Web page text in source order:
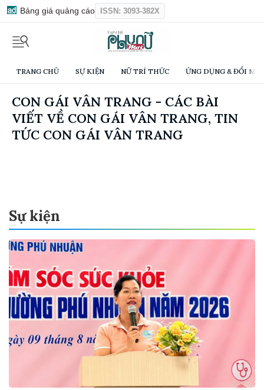
Bảng giá quảng cáo ISSN: 3093-382X
TRANG CHỦ SỰ KIỆN NỮ TRÍ THỨC ỨNG DỤNG & ĐỔI
CON GÁI VÂN TRANG - CÁC BÀI
VIẾT VỀ CON GÁI VÂN TRANG, TIN
TỨC CON GÁI VÂN TRANG
Sự kiện